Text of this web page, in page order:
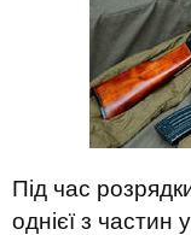
Під час
однієї з частин